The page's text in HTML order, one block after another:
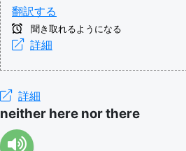
翻訳する
聞き取れるようになる
詳細
詳細
neither here nor there